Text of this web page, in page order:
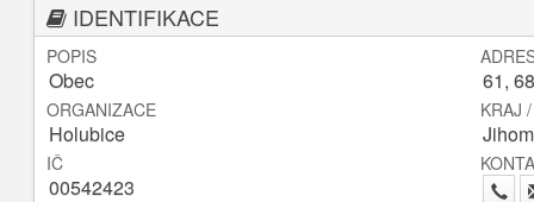
IDENTIFIKACE
POPIS
Obec
ORGANIZACE
Holubice
IČ
00542423
61,
KRAJ